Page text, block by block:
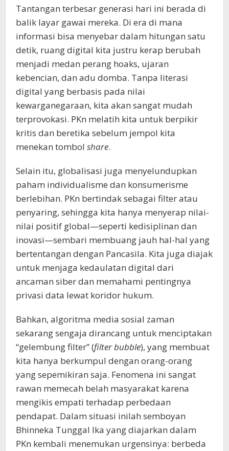
Tantangan terbesar generasi hari ini berada di
balik layar gawai mereka. Di era di mana
informasi bisa menyebar dalam hitungan satu
detik, ruang digital kita justru kerap berubah
menjadi medan perang hoaks, ujaran
kebencian, dan adu domba. Tanpa literasi
digital yang berbasis pada nilai
kewarganegaraan, kita akan sangat mudah
terprovokasi. PKn melatih kita untuk berpikir
kritis dan beretika sebelum jempol kita
menekan tombol share.
Selain itu, globalisasi juga menyelundupkan
paham individualisme dan konsumerisme
berlebihan. PKn bertindak sebagai filter atau
penyaring, sehingga kita hanya menyerap nilai-
nilai positif global—seperti kedisiplinan dan
inovasi—sembari membuang jauh hal-hal yang
bertentangan dengan Pancasila. Kita juga diajak
untuk menjaga kedaulatan digital dari
ancaman siber dan memahami pentingnya
privasi data lewat koridor hukum.
Bahkan, algoritma media sosial zaman
sekarang sengaja dirancang untuk menciptakan
“gelembung filter” (filter bubble), yang membuat
kita hanya berkumpul dengan orang-orang
yang sepemikiran saja. Fenomena ini sangat
rawan memecah belah masyarakat karena
mengikis empati terhadap perbedaan
pendapat. Dalam situasi inilah semboyan
Bhinneka Tunggal Ika yang diajarkan dalam
PKn kembali menemukan urgensinya: berbeda